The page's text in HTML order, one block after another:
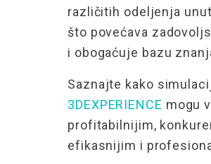
različitih odeljenja
što povećava
i obogaćuje bazu
Saznajte kako
3DEXPERIENCE mogu
profitabilnijim,
efikasnijim i